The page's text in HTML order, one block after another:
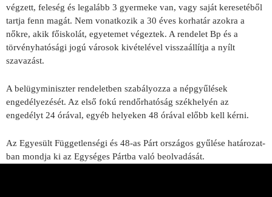
végzett, feleség és leg­alább 3 gyermeke van, vagy saját kerese­téből
tartja fenn magát. Nem vonatko­zik a 30 éves korhatár azokra a
nőkre, akik főiskolát, egyetemet végeztek. A rendelet Bp és a
törvényhatósági jogú városok kivételével visszaállítja a nyílt
szavazást.
A belügyminiszter rendeletben szabályozza a népgyűlések
engedélyezését. Az első fokú rendőrha­tóság székhelyén az
engedélyt 24 órával, egyéb helyeken 48 órával előbb kell kérni.
Az Egyesült Függetlenségi és 48-as Párt országos gyűlése határozat­
ban mondja ki az Egységes Pártba való beolvadását.